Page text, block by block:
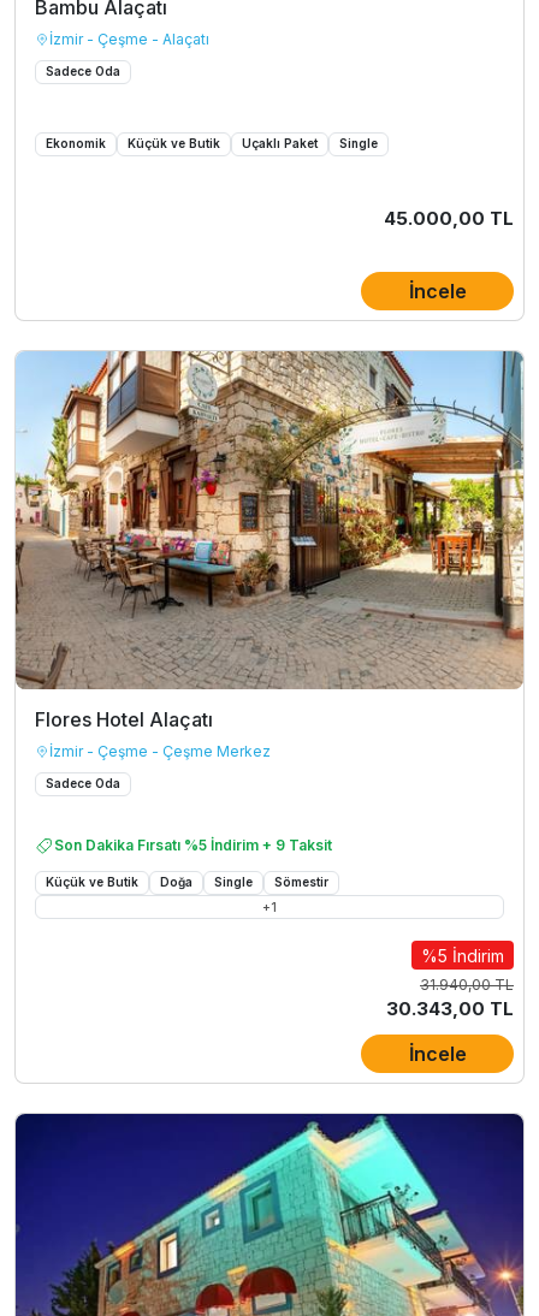
Bambu Alaçatı
İzmir - Çeşme - Alaçatı
Sadece Oda
Ekonomik Küçük ve Butik Uçaklı Paket Single
45.000,00 TL
İncele
Flores Hotel Alaçatı
İzmir - Çeşme - Çeşme Merkez
Sadece Oda
Son Dakika Fırsatı %5 İndirim + 9 Taksit
Küçük ve Butik Doğa Single
Sömestir
+1
%5 İndirim
31.940,00 TL
30.343,00 TL
İncele